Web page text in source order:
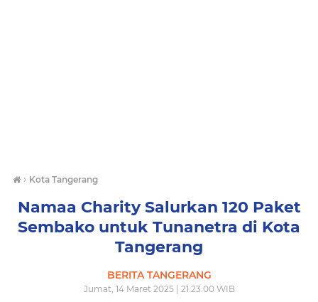
› Kota Tangerang
Namaa Charity Salurkan 120 Paket
Sembako untuk Tunanetra di Kota
Tangerang
BERITA TANGERANG
Jumat, 14 Maret 2025 | 21.23.00 WIB